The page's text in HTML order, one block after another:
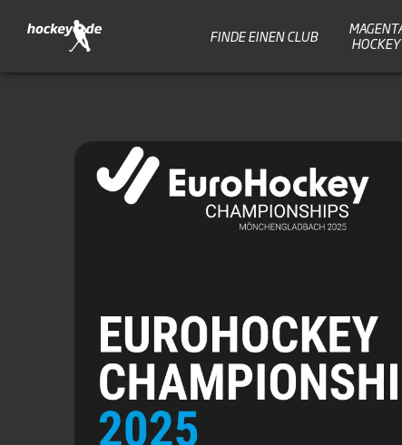
FINDE EINEN CLUB